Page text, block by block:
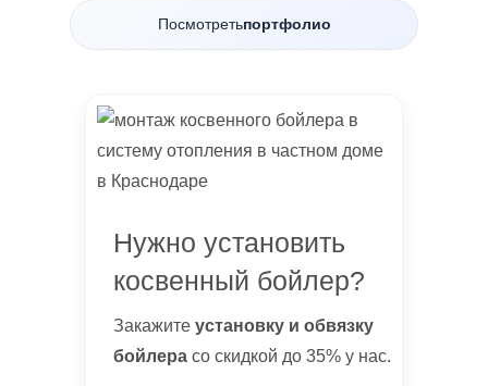
Посмотретьпортфолио
Нужно установить
косвенный бойлер?
Закажите установку и обвязку
бойлерасо скидкой до 35% у нас.